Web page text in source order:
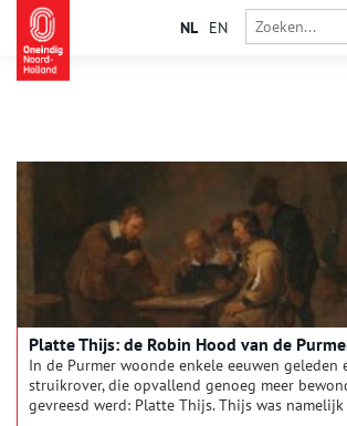
NL EN
Platte Thijs: de Robin Hood van de
In de Purmer woonde enkele eeuwen geleden
struikrover, die opvallend genoeg meer
gevreesd werd: Platte Thijs. Thijs was